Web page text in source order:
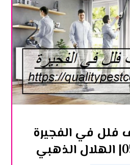
فلل في الفجيرة